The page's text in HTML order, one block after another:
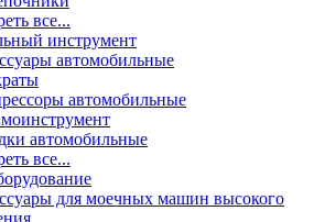
все...
инструмент
автомобильные
автомобильные
автомобильные
все...
для моечных машин высокого